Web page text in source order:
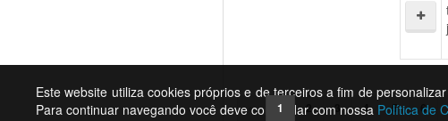
« 1 2 3 4 5 6
Este website utiliza cookies próprios e de terceiros a fim de
Para continuar navegando você deve concordar com nossa Política de